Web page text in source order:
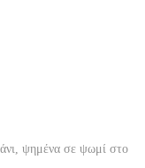
ψημένα σε ψωμί στο